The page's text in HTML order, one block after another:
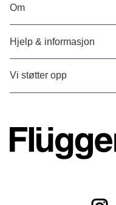
Om
Hjelp & informasjon
Vi støtter opp